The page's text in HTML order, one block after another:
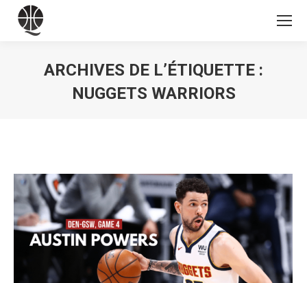
ARCHIVES DE L’ÉTIQUETTE :
NUGGETS WARRIORS